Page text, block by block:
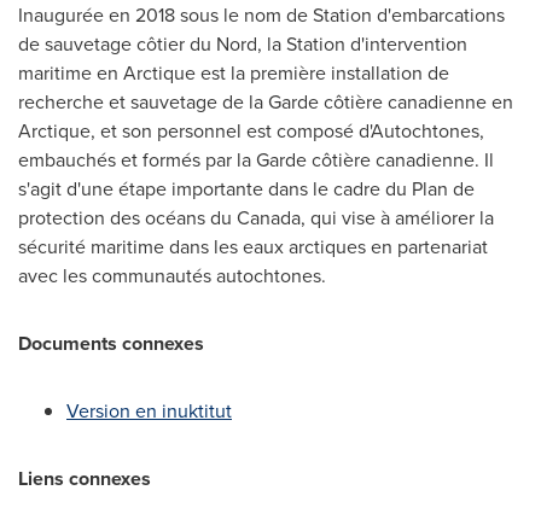
Inaugurée en 2018 sous le nom de Station d'embarcations
de sauvetage côtier du Nord, la Station d'intervention
maritime en Arctique est la première installation de
recherche et sauvetage de la Garde côtière canadienne en
Arctique, et son personnel est composé d'Autochtones,
embauchés et formés par la Garde côtière canadienne. Il
s'agit d'une étape importante dans le cadre du Plan de
protection des océans du Canada, qui vise à améliorer la
sécurité maritime dans les eaux arctiques en partenariat
avec les communautés autochtones.
Documents connexes
Version en inuktitut
Liens connexes